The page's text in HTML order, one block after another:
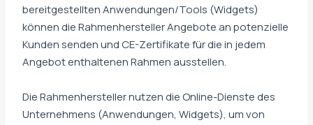
bereitgestellten Anwendungen/Tools (Widgets)
können die Rahmenhersteller Angebote an potenzielle
Kunden senden und CE-Zertifikate für die in jedem
Angebot enthaltenen Rahmen ausstellen.
Die Rahmenhersteller nutzen die Online-Dienste des
Unternehmens (Anwendungen, Widgets), um von